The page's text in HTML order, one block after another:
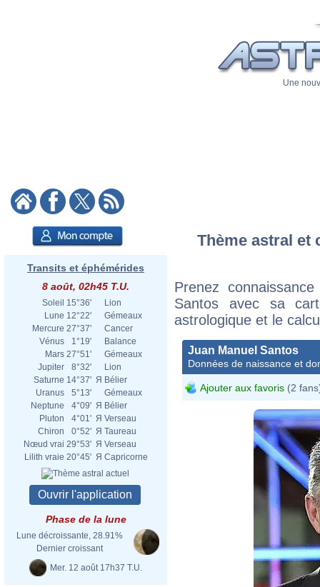
Une
Transits et éphémérides
8 août, 02h45 T.U.
Soleil 15°36'
Lion
Lune 12°22'
Gémeaux
Mercure 27°37'
Cancer
Vénus
1°19'
Balance
Mars 27°51'
Gémeaux
Jupiter
8°32'
Lion
Saturne 14°37' Я Bélier
Uranus
5°13'
Gémeaux
Neptune
4°09' Я Bélier
Pluton
4°01' Я Verseau
Chiron
0°52' Я Taureau
Nœud vrai 29°53' Я Verseau
Lilith vraie 20°45' Я Capricorne
Phase de la lune
Lune décroissante, 28.91%
Dernier croissant
Mer. 12 août 17h37 T.U.
Thème astral et
Prenez
Santos avec sa
astrologique et le
Juan Manuel Santos
Données de naissance et
Ajouter aux favoris (2